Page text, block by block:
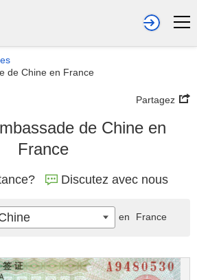
de Chine en France
Partagez
de Chine en
France
Discutez avec nous
en France